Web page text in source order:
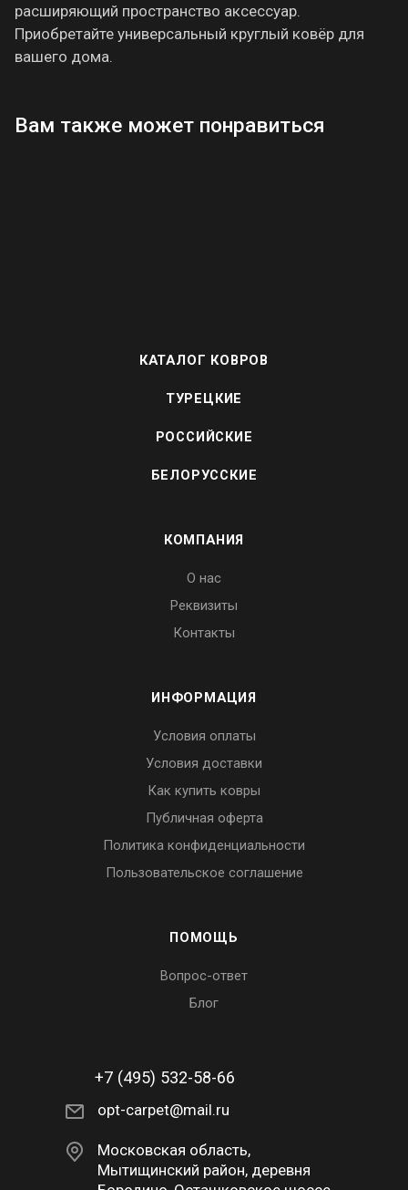
расширяющий пространство аксессуар.
Приобретайте универсальный круглый ковёр для
вашего дома.
Вам также может понравиться
КАТАЛОГ КОВРОВ
ТУРЕЦКИЕ
РОССИЙСКИЕ
БЕЛОРУССКИЕ
КОМПАНИЯ
О нас
Реквизиты
Контакты
ИНФОРМАЦИЯ
Условия оплаты
Условия доставки
Как купить ковры
Публичная оферта
Политика конфиденциальности
Пользовательское соглашение
ПОМОЩЬ
Вопрос-ответ
Блог
+7 (495) 532-58-66
opt-carpet@mail.ru
Московская область,
Мытищинский район, деревня